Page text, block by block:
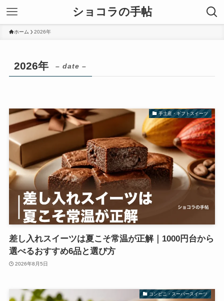
ショコラの手帖
ホーム 2026年
2026年 – date –
手土産・ギフトスイーツ
差し入れスイーツは夏こそ常温が正解｜1000円台から
選べるおすすめ6品と選び方
2026年8月5日
コンビニ・スーパースイーツ